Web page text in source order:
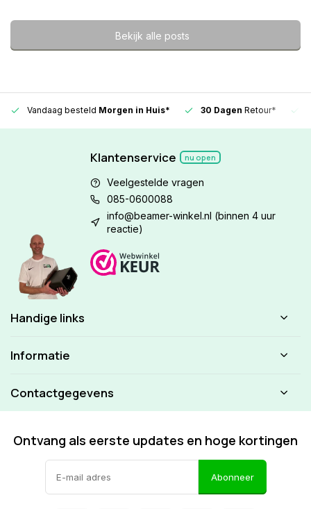
Bekijk alle posts
Vandaag besteld Morgen in Huis* 30 Dagen Retour*
Klantenservice nu open
Veelgestelde vragen
085-0600088
info@beamer-winkel.nl (binnen 4 uur
reactie)
Handige links
Informatie
Contactgegevens
Ontvang als eerste updates en hoge kortingen
Abonneer